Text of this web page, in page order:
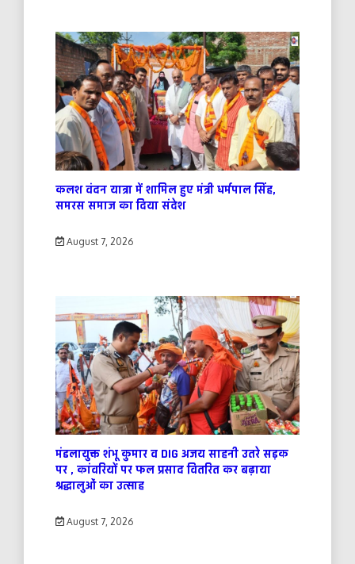
कलश वंदन यात्रा में शामिल हुए मंत्री धर्मपाल सिंह,
समरस समाज का दिया संदेश
August 7, 2026
मंडलायुक्त शंभू कुमार व DIG अजय साहनी उतरे सड़क
पर , कांवरियों पर फल प्रसाद वितरित कर बढ़ाया
श्रद्धालुओं का उत्साह
August 7, 2026